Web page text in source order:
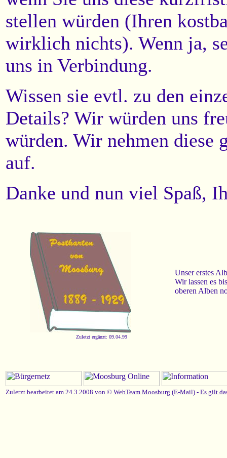
stellen würden (Ihren
wirklich nichts). Wenn ja,
uns in Verbindung.
Wissen sie evtl. zu den
Details? Wir würden uns
würden. Wir nehmen diese
auf.
Danke und nun viel Spaß,
Unser erstes
Wir lassen es
oberen Alben
Zuletzt ergänzt: 09.04.99
Zuletzt bearbeitet am 24.3.2008 von © WebTeam Moosburg (E-Mail) - Es gilt